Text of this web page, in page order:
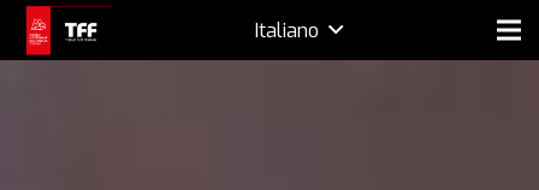
Italiano